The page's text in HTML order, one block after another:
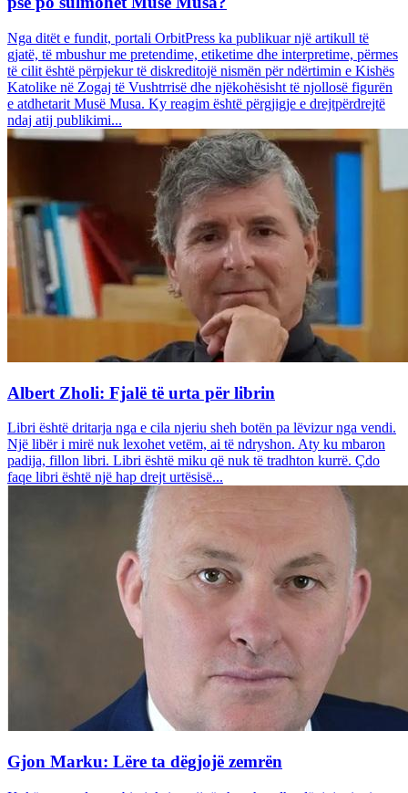
Nga ditët e fundit, portali OrbitPress ka publikuar një artikull të
gjatë, të mbushur me pretendime, etiketime dhe interpretime, përmes
të cilit është përpjekur të diskreditojë nismën për ndërtimin e Kishës
Katolike në Zogaj të Vushtrrisë dhe njëkohësisht të njollosë figurën
e atdhetarit Musë Musa. Ky reagim është përgjigje e drejtpërdrejtë
ndaj atij publikimi...
Albert Zholi: Fjalë të urta për librin
Libri është dritarja nga e cila njeriu sheh botën pa lëvizur nga vendi.
Një libër i mirë nuk lexohet vetëm, ai të ndryshon. Aty ku mbaron
padija, fillon libri. Libri është miku që nuk të tradhton kurrë. Çdo
faqe libri është një hap drejt urtësisë...
Gjon Marku: Lëre ta dëgjojë zemrën